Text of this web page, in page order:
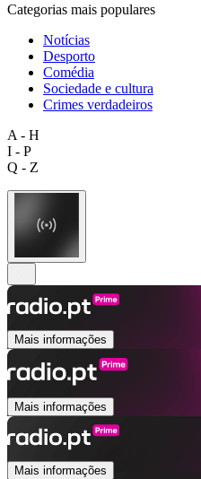
Categorias mais populares
Notícias
Desporto
Comédia
Sociedade e cultura
Crimes verdadeiros
A - H
I - P
Q - Z
Mais informações
Mais informações
Mais informações